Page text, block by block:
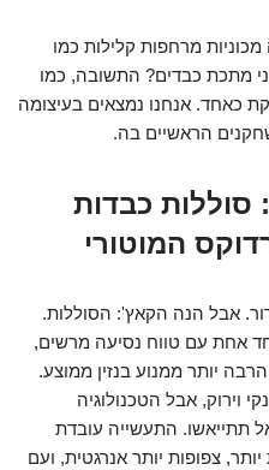
מרחפות קלילות כמו
מתכת כבדים? התשובה, כמו
כאחד. אנחנו נמצאים בעיצומה
הראשיים בה.
כבדות
המוטורי
אבל הנה הקאץ': הסוללות.
אחת עם טווח נסיעה מרשים,
יותר ממנוע בנזין ממוצע.
וירוק, אבל הטכנולוגיה
תתייאשו. התעשייה עובדת
צפופות יותר אנרגטית, ועם